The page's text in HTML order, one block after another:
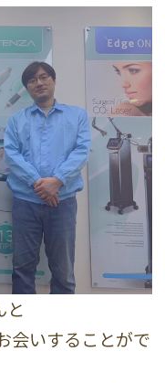
と
会いすることがで